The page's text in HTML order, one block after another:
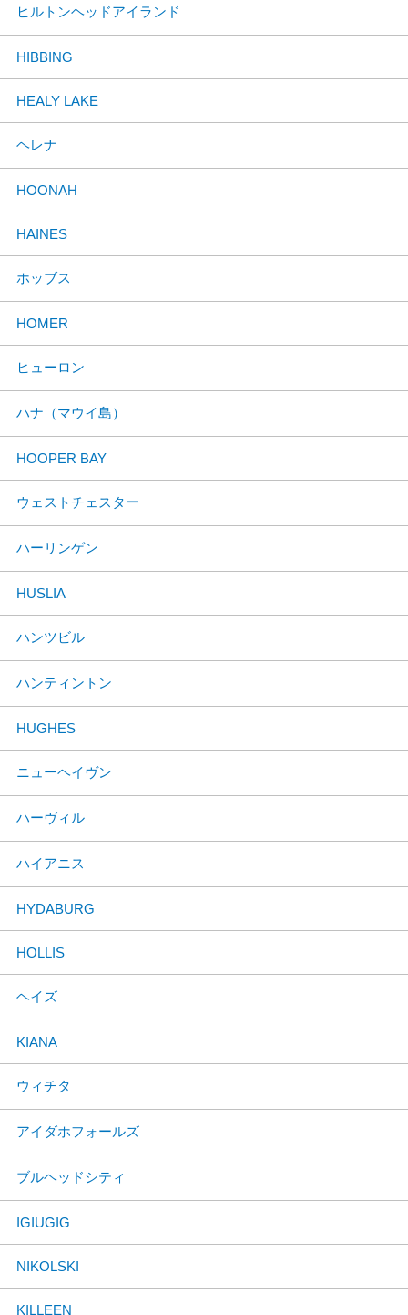
ヒルトンヘッドアイランド
HIBBING
HEALY LAKE
ヘレナ
HOONAH
HAINES
ホッブス
HOMER
ヒューロン
ハナ（マウイ島）
HOOPER BAY
ウェストチェスター
ハーリンゲン
HUSLIA
ハンツビル
ハンティントン
HUGHES
ニューヘイヴン
ハーヴィル
ハイアニス
HYDABURG
HOLLIS
ヘイズ
KIANA
ウィチタ
アイダホフォールズ
ブルヘッドシティ
IGIUGIG
NIKOLSKI
KILLEEN